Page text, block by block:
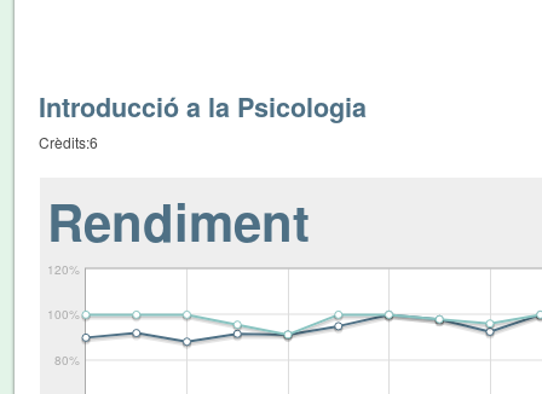
Introducció a la Psicologia
Crèdits:6
Rendiment
80%
100%
120%